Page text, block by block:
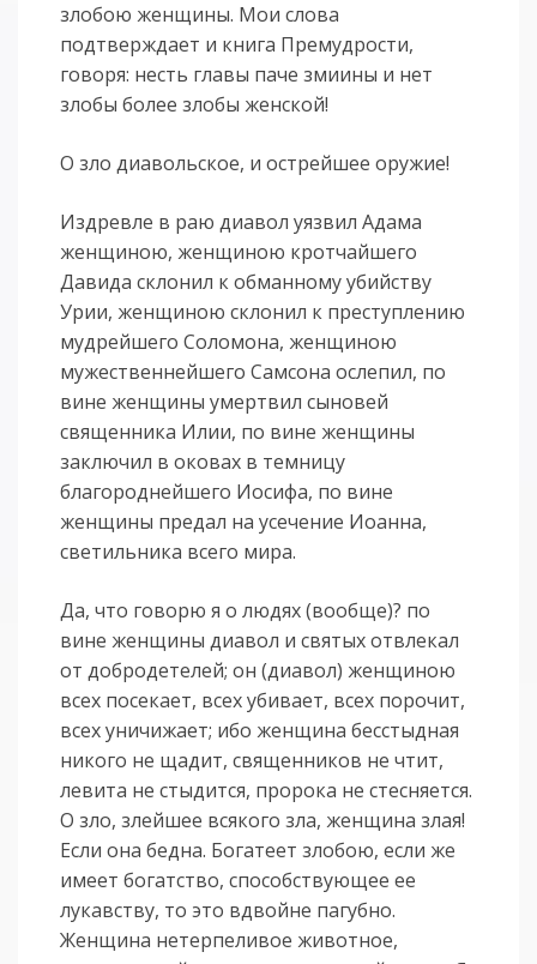
злобою женщины. Мои слова
подтверждает и книга Премудрости,
говоря: несть главы паче змиины и нет
злобы более злобы женской!
О зло диавольское, и острейшее оружие!
Издревле в раю диавол уязвил Адама
женщиною, женщиною кротчайшего
Давида склонил к обманному убийству
Урии, женщиною склонил к преступлению
мудрейшего Соломона, женщиною
мужественнейшего Самсона ослепил, по
вине женщины умертвил сыновей
священника Илии, по вине женщины
заключил в оковах в темницу
благороднейшего Иосифа, по вине
женщины предал на усечение Иоанна,
светильника всего мира.
Да, что говорю я о людях (вообще)? по
вине женщины диавол и святых отвлекал
от добродетелей; он (диавол) женщиною
всех посекает, всех убивает, всех порочит,
всех уничижает; ибо женщина бесстыдная
никого не щадит, священников не чтит,
левита не стыдится, пророка не стесняется.
О зло, злейшее всякого зла, женщина злая!
Если она бедна. Богатеет злобою, если же
имеет богатство, способствующее ее
лукавству, то это вдвойне пагубно.
Женщина нетерпеливое животное,